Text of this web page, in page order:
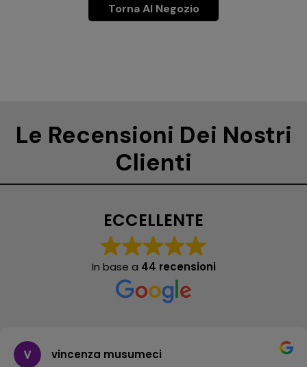
Torna Al Negozio
Le Recensioni Dei Nostri
Clienti
ECCELLENTE
In base a 44 recensioni
vincenza musumeci